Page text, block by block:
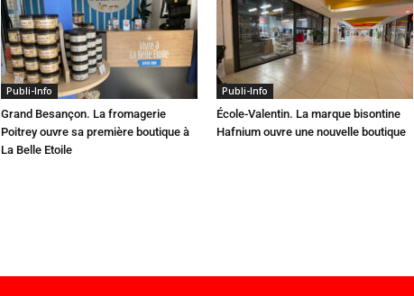
Publi-Info
Grand Besançon. La fromagerie
Poitrey ouvre sa première boutique à
La Belle Etoile
Publi-Info
École-Valentin. La marque bisontine
Hafnium ouvre une nouvelle boutique